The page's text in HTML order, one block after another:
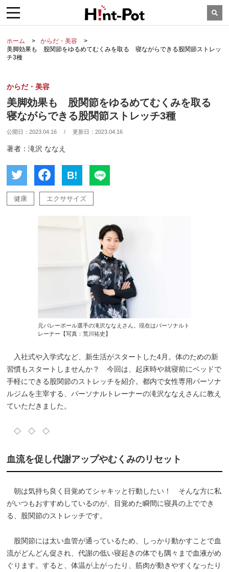
ホーム
からだ・美容
美脚効果も 股関節をゆるめてむくみを取る 寝ながらできる股関節ストレッ
チ3種
からだ・美容
美脚効果も 股関節をゆるめてむくみを取る
寝ながらできる股関節ストレッチ3種
公開日：2023.04.16 / 更新日：2023.04.16
著者：滝沢 ななえ
B!
健康 エクササイズ
元バレーボール選手の滝沢ななえさん。現在はパーソナルト
レーナー【写真：荒川祐史】
入社式や入学式など、新生活がスタートした4月。体のための新
習慣もスタートしませんか？ 今回は、起床時や就寝前にベッドで
手軽にできる股関節のストレッチを紹介。都内で女性専用パーソナ
ルジムを主宰する、パーソナルトレーナーの滝沢ななえさんに教え
ていただきました。
◇ ◇ ◇
血流を促し代謝アップやむくみのリセット
朝は気持ち良く目覚めてシャキッと行動したい！ そんな方に私
がいつもおすすめしているのが、目覚めた瞬間に寝具の上ででき
る、股関節のストレッチです。
股関節には太い血管が通っているため、しっかり動かすことで血
流がどんどん促され、代謝の低い寝起きの体でも隅々まで血液がめ
ぐります。すると、体温が上がったり、筋肉が動きやすくなったり